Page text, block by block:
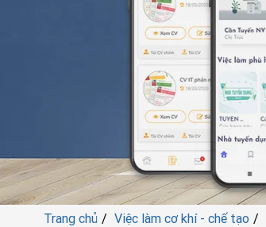
Trang chủ Việc làm cơ khí - chế tạo